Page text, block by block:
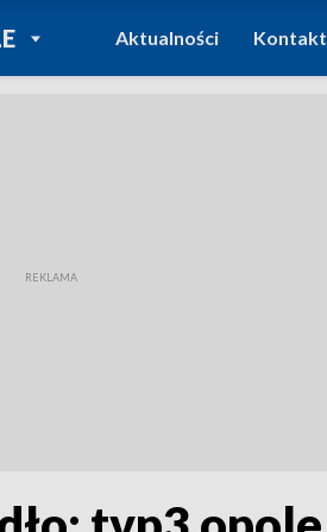
DO
REGIONY
Aktualności Kontakt